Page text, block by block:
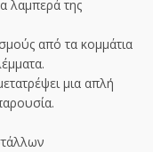
λαμπερά της
από τα κομμάτια
μια απλή